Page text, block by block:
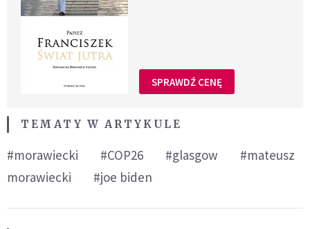
SPRAWDŹ CENĘ
TEMATY W ARTYKULE
#morawiecki #COP26 #glasgow
#mateusz
morawiecki
#joe biden